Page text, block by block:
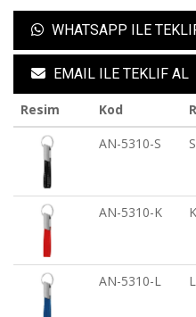
WHATSAPP ILE
EMAIL ILE TEKLIF AL
Resim Kod
AN-5310-S
AN-5310-K
AN-5310-L